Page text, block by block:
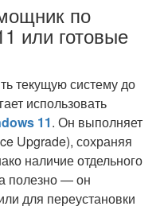
по
или готовые
текущую систему до
использовать
11. Он выполняет
Upgrade), сохраняя
наличие отдельного
полезно — он
для переустановки